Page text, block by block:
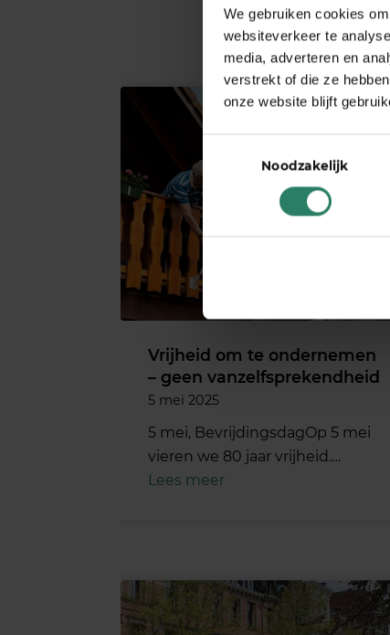
We gebruiken cookies
websiteverkeer te
media, adverteren en
verstrekt of die ze
onze website blijft
Noodzakelijk
Vrijheid om te ondernemen
– geen vanzelfsprekendheid
5 mei 2025
5 mei, BevrijdingsdagOp 5 mei
vieren we 80 jaar vrijheid.…
Lees meer